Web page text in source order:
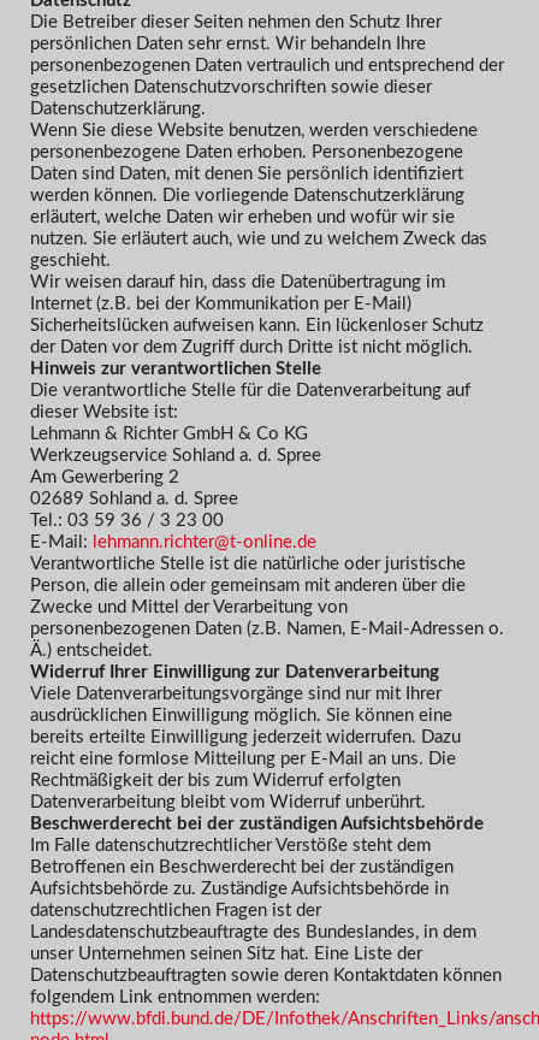
Die Betreiber dieser Seiten nehmen den Schutz Ihrer
persönlichen Daten sehr ernst. Wir behandeln Ihre
personenbezogenen Daten vertraulich und entsprechend der
gesetzlichen Datenschutzvorschriften sowie dieser
Datenschutzerklärung.
Wenn Sie diese Website benutzen, werden verschiedene
personenbezogene Daten erhoben. Personenbezogene
Daten sind Daten, mit denen Sie persönlich identifiziert
werden können. Die vorliegende Datenschutzerklärung
erläutert, welche Daten wir erheben und wofür wir sie
nutzen. Sie erläutert auch, wie und zu welchem Zweck das
geschieht.
Wir weisen darauf hin, dass die Datenübertragung im
Internet (z.B. bei der Kommunikation per E-Mail)
Sicherheitslücken aufweisen kann. Ein lückenloser Schutz
der Daten vor dem Zugriff durch Dritte ist nicht möglich.
Hinweis zur verantwortlichen Stelle
Die verantwortliche Stelle für die Datenverarbeitung auf
dieser Website ist:
Lehmann & Richter GmbH & Co KG
Werkzeugservice Sohland a. d. Spree
Am Gewerbering 2
02689 Sohland a. d. Spree
Tel.: 03 59 36 / 3 23 00
E-Mail: lehmann.richter@t-online.de
Verantwortliche Stelle ist die natürliche oder juristische
Person, die allein oder gemeinsam mit anderen über die
Zwecke und Mittel der Verarbeitung von
personenbezogenen Daten (z.B. Namen, E-Mail-Adressen o.
Ä.) entscheidet.
Widerruf Ihrer Einwilligung zur Datenverarbeitung
Viele Datenverarbeitungsvorgänge sind nur mit Ihrer
ausdrücklichen Einwilligung möglich. Sie können eine
bereits erteilte Einwilligung jederzeit widerrufen. Dazu
reicht eine formlose Mitteilung per E-Mail an uns. Die
Rechtmäßigkeit der bis zum Widerruf erfolgten
Datenverarbeitung bleibt vom Widerruf unberührt.
Beschwerderecht bei der zuständigen Aufsichtsbehörde
Im Falle datenschutzrechtlicher Verstöße steht dem
Betroffenen ein Beschwerderecht bei der zuständigen
Aufsichtsbehörde zu. Zuständige Aufsichtsbehörde in
datenschutzrechtlichen Fragen ist der
Landesdatenschutzbeauftragte des Bundeslandes, in dem
unser Unternehmen seinen Sitz hat. Eine Liste der
Datenschutzbeauftragten sowie deren Kontaktdaten können
folgendem Link entnommen werden:
https://www.bfdi.bund.de/DE/Infothek/Anschriften_Links/